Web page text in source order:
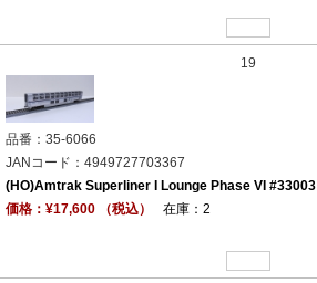
19
品番：35-6066
JANコード：4949727703367
(HO)Amtrak Superliner I Lounge Phase VI #33003
価格：¥17,600 （税込）
在庫：2